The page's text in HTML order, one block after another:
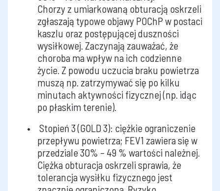
Chorzy z umiarkowaną obturacją oskrzeli
zgłaszają typowe objawy POChP w postaci
kaszlu oraz postępującej duszności
wysiłkowej. Zaczynają zauważać, że
choroba ma wpływ na ich codzienne
życie. Z powodu uczucia braku powietrza
muszą np. zatrzymywać się po kilku
minutach aktywności fizycznej (np. idąc
po płaskim terenie).
Stopień 3 (GOLD 3): ciężkie ograniczenie
przepływu powietrza; FEV1 zawiera się w
przedziale 30% – 49 % wartości należnej.
Ciężka obturacja oskrzeli sprawia, że
tolerancja wysiłku fizycznego jest